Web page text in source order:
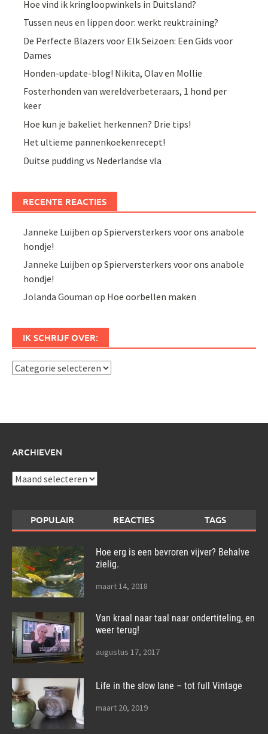
Hoe vind ik kringloopwinkels in Duitsland?
Tussen neus en lippen door: werkt reuktraining?
De Perfecte Blazers voor Elk Seizoen: Een Gids voor
Dames
Honden-update-blog! Nikita, Olav en Mollie
Fosterhonden van wereldverbeteraars, 1 hond per
keer
Hoe kun je bakeliet herkennen? Drie tips!
Het ultieme pannenkoekenrecept!
Duitse pudding vs Nederlandse vla
RECENTE REACTIES
Janneke Luijben opSpierversterkers voor ons anabole
hondje!
Janneke Luijben opSpierversterkers voor ons anabole
hondje!
Jolanda Gouman op Hoe oorbellen maken
IK SCHRIJF OVER:
Ik
ARCHIEVEN
Archieven
POPULAIR REACTIES TAGS
Hoe erg is een bevroren vijver? Behalve
zielig.
maart 14, 2018
Van kraal naar taal naar ondertiteling, en
weer terug!
augustus 17, 2017
Life in the slow lane – tot full Vintage
maart 20, 2019